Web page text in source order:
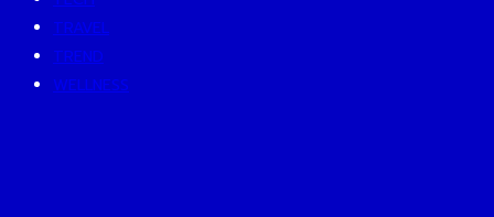
TRAVEL
TREND
WELLNESS